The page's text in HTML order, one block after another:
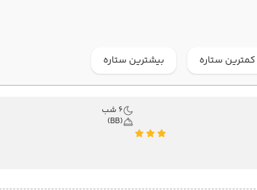
کمترین ستاره بیشترین ستاره
6 شب
(BB)